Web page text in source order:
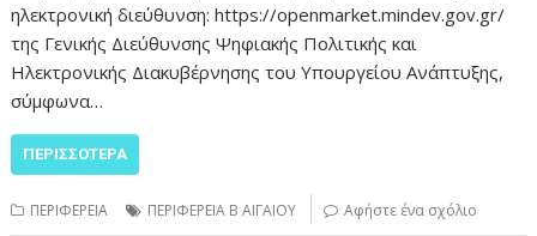
ηλεκτρονική διεύθυνση: https://openmarket.mindev.gov.gr/
της Γενικής Διεύθυνσης Ψηφιακής Πολιτικής και
Ηλεκτρονικής Διακυβέρνησης του Υπουργείου Ανάπτυξης,
σύμφωνα…
ΠΕΡΙΣΣΌΤΕΡΑ
ΠΕΡΙΦΕΡΕΙΑ ΠΕΡΙΦΕΡΕΙΑ Β ΑΙΓΑΙΟΥ Αφήστε ένα σχόλιο